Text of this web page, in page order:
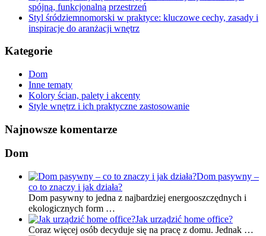
spójną, funkcjonalną przestrzeń
Styl śródziemnomorski w praktyce: kluczowe cechy, zasady i
inspiracje do aranżacji wnętrz
Kategorie
Dom
Inne tematy
Kolory ścian, palety i akcenty
Style wnętrz i ich praktyczne zastosowanie
Najnowsze komentarze
Dom
Dom pasywny –
co to znaczy i jak działa?
Dom pasywny to jedna z najbardziej energooszczędnych i
ekologicznych form …
Jak urządzić home office?
Coraz więcej osób decyduje się na pracę z domu. Jednak …